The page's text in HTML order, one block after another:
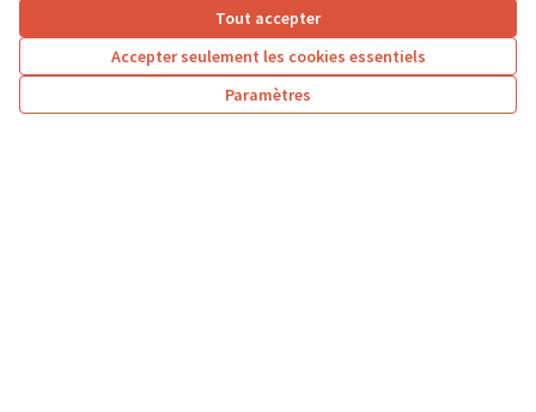
Tout accepter
Accepter seulement les cookies essentiels
Paramètres
Résultats par page : 25
3 … 7